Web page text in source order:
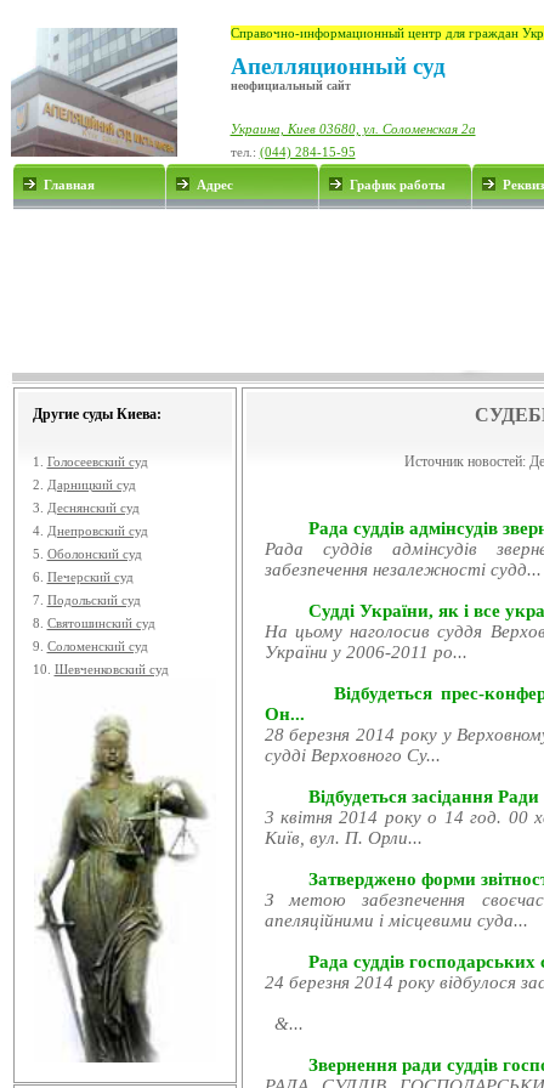
Справочно-информационный центр для граждан
Апелляционный суд
неофициальный сайт
Украина, Киев 03680, ул. Соломенская 2а
тел.: (044) 284-15-95
Главная Адрес График работы
Другие суды Киева:
1. Голосеевский суд
2.
Дарницкий суд
3.
Деснянский суд
4. Днепровский суд
5. Оболонский суд
6. Печерский суд
7. Подольский суд
8. Святошинский суд
9. Соломенский суд
10. Шевченковский суд
Источник новостей:
Рада суддів адмінсудів
Рада суддів адмінсудів
забезпечення незалежності судд...
Судді України, як і все
На цьому наголосив суддя
України у 2006-2011 ро...
Відбудеться прес-
Он...
28 березня 2014 року у
судді Верховного Су...
Відбудеться засідання
3 квітня 2014 року о 14 год. 00
Київ, вул. П. Орли...
Затверджено форми
З метою забезпечення
апеляційними і місцевими суда...
Рада суддів господарських
24 березня 2014 року відбулося
&...
Звернення ради суддів